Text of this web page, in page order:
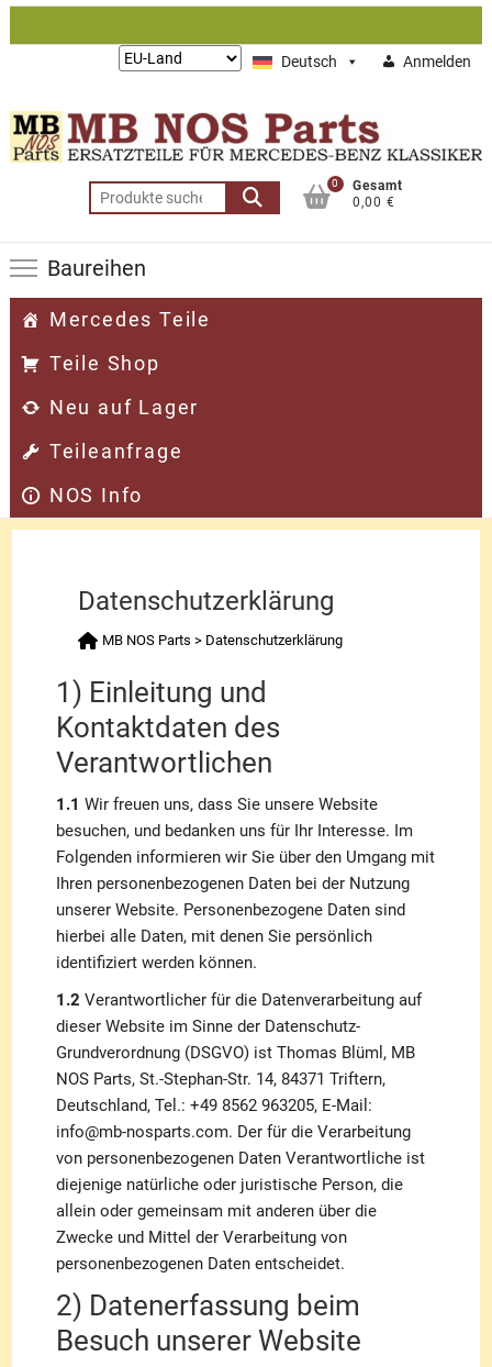
Zum
Deutsch Anmelden
Lieferung
Suchen
nach:
0
Gesamt
0,00 €
Baureihen
Mercedes Teile
Teile Shop
Neu auf Lager
Teileanfrage
NOS Info
Datenschutzerklärung
MB NOS Parts > Datenschutzerklärung
1) Einleitung und
Kontaktdaten des
Verantwortlichen
1.1 Wir freuen uns, dass Sie unsere Website
besuchen, und bedanken uns für Ihr Interesse. Im
Folgenden informieren wir Sie über den Umgang mit
Ihren personenbezogenen Daten bei der Nutzung
unserer Website. Personenbezogene Daten sind
hierbei alle Daten, mit denen Sie persönlich
identifiziert werden können.
1.2 Verantwortlicher für die Datenverarbeitung auf
dieser Website im Sinne der Datenschutz-
Grundverordnung (DSGVO) ist Thomas Blüml, MB
NOS Parts, St.-Stephan-Str. 14, 84371 Triftern,
Deutschland, Tel.: +49 8562 963205, E-Mail:
info@mb-nosparts.com. Der für die Verarbeitung
von personenbezogenen Daten Verantwortliche ist
diejenige natürliche oder juristische Person, die
allein oder gemeinsam mit anderen über die
Zwecke und Mittel der Verarbeitung von
personenbezogenen Daten entscheidet.
2) Datenerfassung beim
Besuch unserer Website